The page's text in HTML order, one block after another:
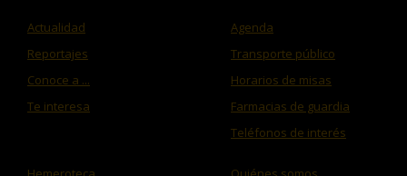
Actualidad
Reportajes
Conoce a ...
Te interesa
Agenda
Transporte público
Horarios de misas
Farmacias de guardia
Teléfonos de interés